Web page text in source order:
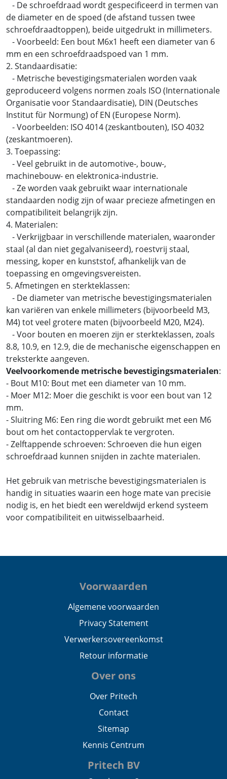
- De schroefdraad wordt gespecificeerd in termen van
de diameter en de spoed (de afstand tussen twee
schroefdraadtoppen), beide uitgedrukt in millimeters.
- Voorbeeld: Een bout M6x1 heeft een diameter van 6
mm en een schroefdraadspoed van 1 mm.
2. Standaardisatie:
- Metrische bevestigingsmaterialen worden vaak
geproduceerd volgens normen zoals ISO (Internationale
Organisatie voor Standaardisatie), DIN (Deutsches
Institut für Normung) of EN (Europese Norm).
- Voorbeelden: ISO 4014 (zeskantbouten), ISO 4032
(zeskantmoeren).
3. Toepassing:
- Veel gebruikt in de automotive-, bouw-,
machinebouw- en elektronica-industrie.
- Ze worden vaak gebruikt waar internationale
standaarden nodig zijn of waar precieze afmetingen en
compatibiliteit belangrijk zijn.
4. Materialen:
- Verkrijgbaar in verschillende materialen, waaronder
staal (al dan niet gegalvaniseerd), roestvrij staal,
messing, koper en kunststof, afhankelijk van de
toepassing en omgevingsvereisten.
5. Afmetingen en sterkteklassen:
- De diameter van metrische bevestigingsmaterialen
kan variëren van enkele millimeters (bijvoorbeeld M3,
M4) tot veel grotere maten (bijvoorbeeld M20, M24).
- Voor bouten en moeren zijn er sterkteklassen, zoals
8.8, 10.9, en 12.9, die de mechanische eigenschappen en
treksterkte aangeven.
Veelvoorkomende metrische bevestigingsmaterialen:
- Bout M10: Bout met een diameter van 10 mm.
- Moer M12: Moer die geschikt is voor een bout van 12
mm.
- Sluitring M6: Een ring die wordt gebruikt met een M6
bout om het contactoppervlak te vergroten.
- Zelftappende schroeven: Schroeven die hun eigen
schroefdraad kunnen snijden in zachte materialen.
Het gebruik van metrische bevestigingsmaterialen is
handig in situaties waarin een hoge mate van precisie
nodig is, en het biedt een wereldwijd erkend systeem
voor compatibiliteit en uitwisselbaarheid.
Voorwaarden
Algemene voorwaarden
Privacy Statement
Verwerkersovereenkomst
Retour informatie
Over ons
Over Pritech
Contact
Sitemap
Kennis Centrum
Pritech BV